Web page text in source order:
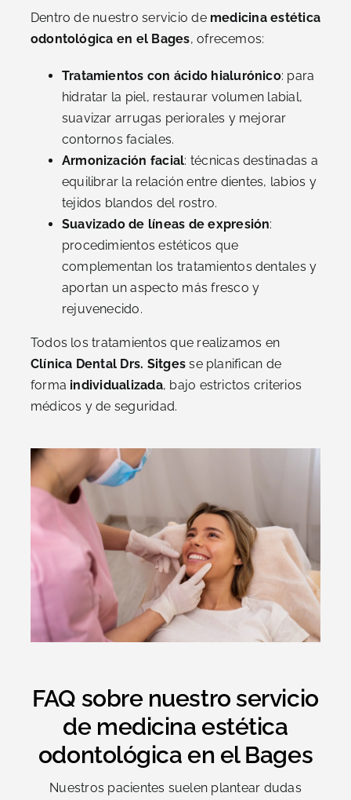
Dentro de nuestro servicio de medicina estética
odontológica en el Bages, ofrecemos:
Tratamientos con ácido hialurónico: para
hidratar la piel, restaurar volumen labial,
suavizar arrugas periorales y mejorar
contornos faciales.
Armonización facial: técnicas destinadas a
equilibrar la relación entre dientes, labios y
tejidos blandos del rostro.
Suavizado de líneas de expresión:
procedimientos estéticos que
complementan los tratamientos dentales y
aportan un aspecto más fresco y
rejuvenecido.
Todos los tratamientos que realizamos en
Clínica Dental Drs. Sitges se planifican de
forma individualizada, bajo estrictos criterios
médicos y de seguridad.
FAQ sobre nuestro servicio
de medicina estética
odontológica en el Bages
Nuestros pacientes suelen plantear dudas